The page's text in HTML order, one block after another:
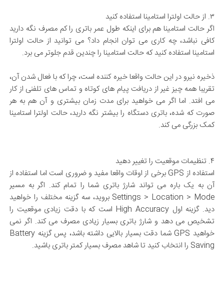
۳. از حالت اولترا استامینا استفاده کنید
اگر حالت استامینا هم برای اینکه طول عمر باتری را کم مصرف نگه دارید
کافی نباشد، چه کاری می توان انجام داد؟ می توانید از حالت اولترا
استامینا استفاده کنید که حالت استامینا را چندین قدم جلوتر می برد.
ذخیره نیرو در این حالت واقعا خیره کننده است، چرا که با فعال شدن آن،
تقریبا همه چیز غیر از دریافت پیام های کوتاه و تماس های تلفنی از کار
می افتد. اما اگر می خواهید برای مدت زمان بیشتری و آن هم به هر
صورت که شده، باتری دستگاه را بیشتر نگه دارید، حالت اولترا استامینا
کمک بزرگی می کند.
۴. تنظیمات موقعیت را تغییر دهید
استفاده از GPS برخی از اوقات واقعا مفید و ضروری است اما استفاده از
آن به یک باره می تواند شارژ باتری شما را تمام کند. اگر به مسیر
Settings > Location > Mode بروید، سه گزینه مختلف را خواهید
دید. گزینه اول High Accuracy است که با دقت زیادی موقعیت را
تشخیص می دهد و شارژ باتری بسیار زیادی مصرف می کند. اگر نمی
خواهید GPS شما دقت بسیار بالایی داشته باشد، پس گزینه Battery
Saving را انتخاب کنید تا شاهد مصرف بسیار کمتر باتری باشید.